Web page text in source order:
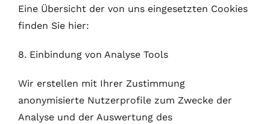
Eine Übersicht der von uns eingesetzten Cookies
finden Sie hier:
8. Einbindung von Analyse Tools
Wir erstellen mit Ihrer Zustimmung
anonymisierte Nutzerprofile zum Zwecke der
Analyse und der Auswertung des